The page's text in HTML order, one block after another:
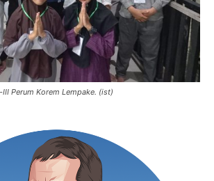
Perum Korem Lempake. (ist)